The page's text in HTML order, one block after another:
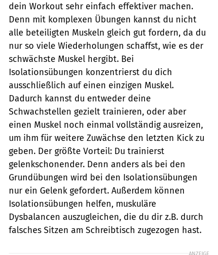
dein Workout sehr einfach effektiver machen.
Denn mit komplexen Übungen kannst du nicht
alle beteiligten Muskeln gleich gut fordern, da du
nur so viele Wiederholungen schaffst, wie es der
schwächste Muskel hergibt. Bei
Isolationsübungen konzentrierst du dich
ausschließlich auf einen einzigen Muskel.
Dadurch kannst du entweder deine
Schwachstellen gezielt trainieren, oder aber
einen Muskel noch einmal vollständig ausreizen,
um ihm für weitere Zuwächse den letzten Kick zu
geben. Der größte Vorteil: Du trainierst
gelenkschonender. Denn anders als bei den
Grundübungen wird bei den Isolationsübungen
nur ein Gelenk gefordert. Außerdem können
Isolationsübungen helfen, muskuläre
Dysbalancen auszugleichen, die du dir z.B. durch
falsches Sitzen am Schreibtisch zugezogen hast.
ANZEIGE